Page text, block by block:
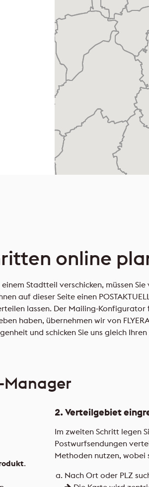
online
Stadtteil verschicken, müssen
auf dieser Seite einen
lassen. Der Mailing-
haben, übernehmen wir von
und schicken Sie uns gleich
Manager
.
2. Verteilgebiet
Im zweiten Schritt legen
Postwurfsendungen
Methoden nutzen,
Nach Ort oder PLZ